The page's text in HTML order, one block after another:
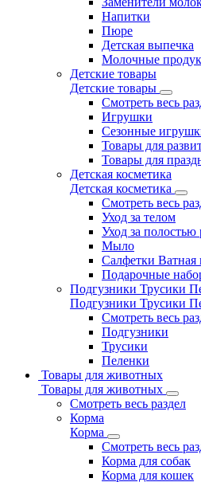
Напитки
Пюре
Детская выпечка
Молочные
Детские товары
Детские товары
Смотреть весь
Игрушки
Сезонные
Товары для
Товары для
Детская косметика
Детская косметика
Смотреть весь
Уход за телом
Уход за полостью
Мыло
Салфетки Ватная
Подарочные
Подгузники Трусики
Подгузники Трусики
Смотреть весь
Подгузники
Трусики
Пеленки
Товары для животных
Товары для животных
Смотреть весь раздел
Корма
Корма
Смотреть весь
Корма для собак
Корма для кошек